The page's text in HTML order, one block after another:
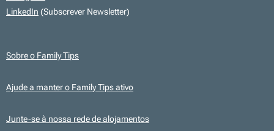
LinkedIn (Subscrever Newsletter)
Sobre o Family Tips
Ajude a manter o Family Tips ativo
Junte-se à nossa rede de alojamentos